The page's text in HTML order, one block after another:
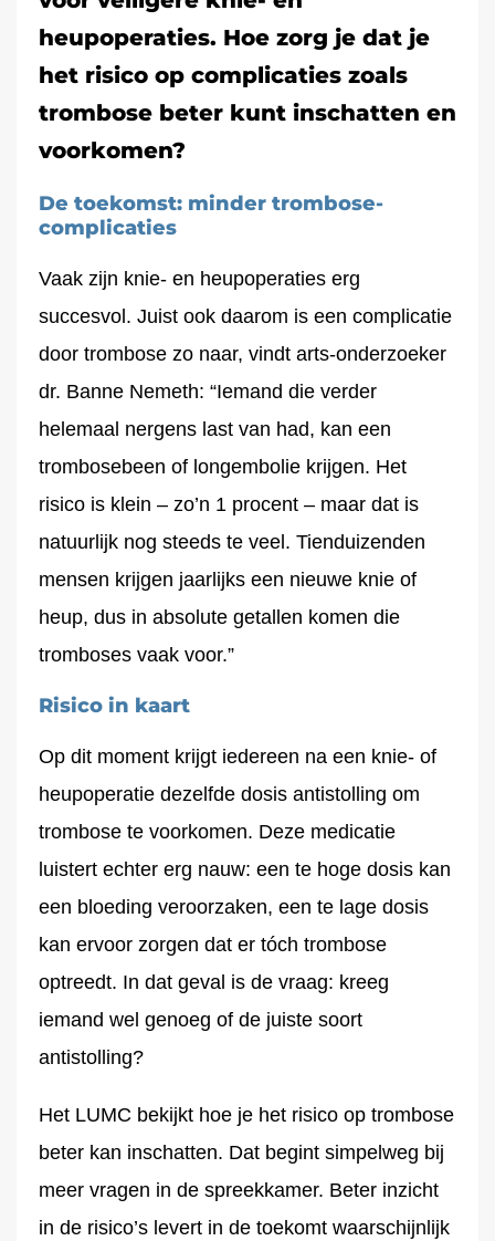
heupoperaties. Hoe zorg je dat je
het risico op complicaties zoals
trombose beter kunt inschatten en
voorkomen?
De toekomst: minder trombose-
complicaties
Vaak zijn knie- en heupoperaties erg
succesvol. Juist ook daarom is een complicatie
door trombose zo naar, vindt arts-onderzoeker
dr. Banne Nemeth: “Iemand die verder
helemaal nergens last van had, kan een
trombosebeen of longembolie krijgen. Het
risico is klein – zo’n 1 procent – maar dat is
natuurlijk nog steeds te veel. Tienduizenden
mensen krijgen jaarlijks een nieuwe knie of
heup, dus in absolute getallen komen die
tromboses vaak voor.”
Risico in kaart
Op dit moment krijgt iedereen na een knie- of
heupoperatie dezelfde dosis antistolling om
trombose te voorkomen. Deze medicatie
luistert echter erg nauw: een te hoge dosis kan
een bloeding veroorzaken, een te lage dosis
kan ervoor zorgen dat er tóch trombose
optreedt. In dat geval is de vraag: kreeg
iemand wel genoeg of de juiste soort
antistolling?
Het LUMC bekijkt hoe je het risico op trombose
beter kan inschatten. Dat begint simpelweg bij
meer vragen in de spreekkamer. Beter inzicht
in de risico’s levert in de toekomt waarschijnlijk